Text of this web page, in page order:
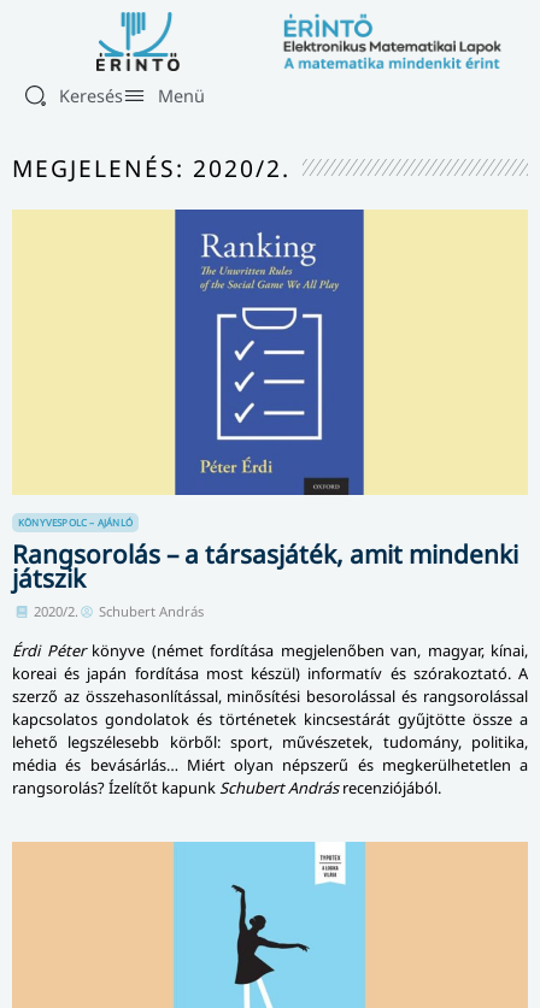
Keresés Menü
MEGJELENÉS: 2020/2.
KÖNYVESPOLC – AJÁNLÓ
Rangsorolás – a társasjáték, amit mindenki
játszik
2020/2. Schubert András
Érdi Péterkönyve (német fordítása megjelenőben van, magyar, kínai,
koreai és japán fordítása most készül) informatív és szórakoztató. A
szerző az össze­ha­son­lí­tás­sal, minősítési besorolással és rang­so­ro­lás­sal
kapcsolatos gondolatok és tör­té­ne­tek kincsestárát gyűjtötte össze a
lehető legszélesebb körből: sport, mű­vé­sze­tek, tudomány, politika,
média és bevásárlás… Miért olyan népszerű és megkerülhetetlen a
rangsorolás? Ízelítőt kapunkSchubert Andrásrecenziójából.